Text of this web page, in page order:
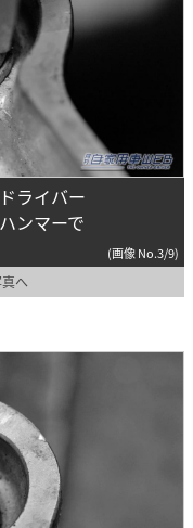
ライバー
ンマーで
(画像 No.3/9)
へ